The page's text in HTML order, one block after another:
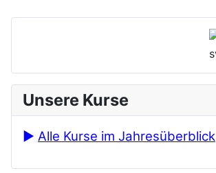
Unsere Kurse
► Alle Kurse im Jahresüberblick